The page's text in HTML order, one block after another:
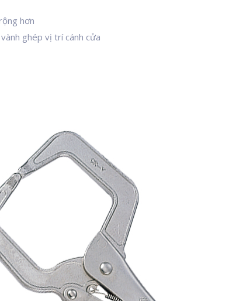
hơn
ghép vị trí cánh cửa